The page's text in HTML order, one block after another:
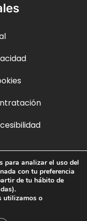
PorGoviwebs
para analizar el uso del
con tu preferencia
de tu hábito de
utilizamos o